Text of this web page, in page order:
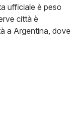
ufficiale è peso
città è
a Argentina, dove